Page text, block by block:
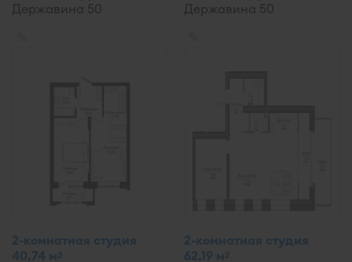
Державина 50
Державина 50
2-комнатная студия
40,74 м2
2-комнатная студия
62,19 м2